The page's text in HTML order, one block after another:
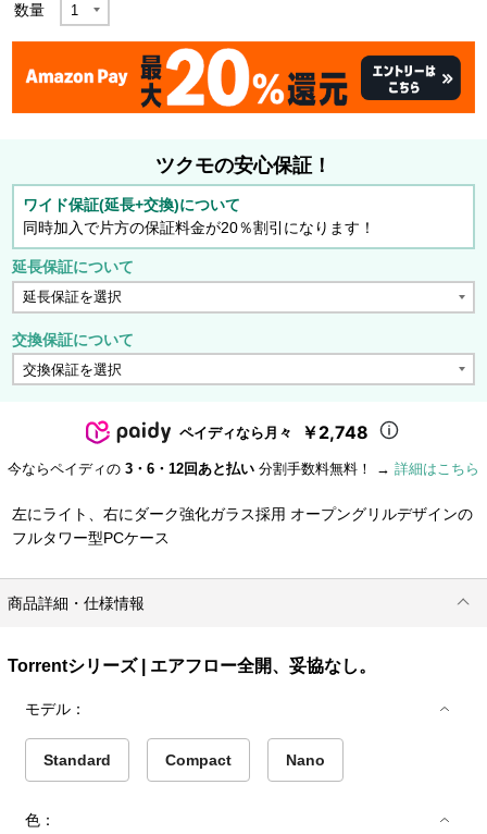
数量
ツクモの安心保証！
ワイド保証(延長+交換)について
同時加入で片方の保証料金が20％割引になります！
延長保証について
交換保証について
ペイディなら月々 ￥2,748
今ならペイディの 3・6・12回あと払い 分割手数料無料！ → 詳細はこちら
左にライト、右にダーク強化ガラス採用 オープングリルデザインの
フルタワー型PCケース
商品詳細・仕様情報
Torrentシリーズ | エアフロー全開、妥協なし。
モデル：
Standard Compact Nano
色：